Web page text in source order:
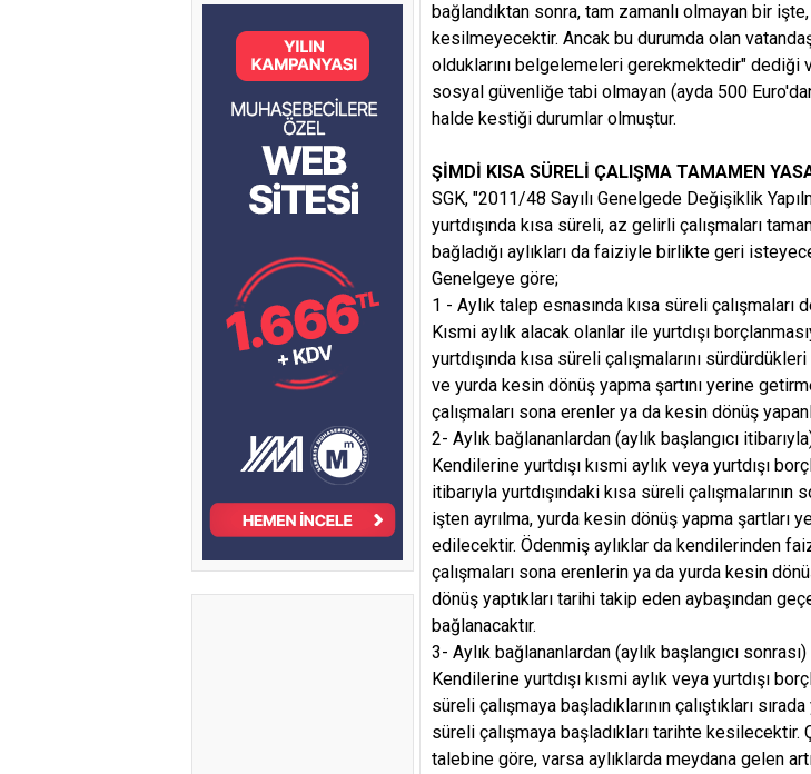
bağlandıktan sonra, tam zamanlı olmayan bir
kesilmeyecektir. Ancak bu durumda olan
olduklarını belgelemeleri gerekmektedir" dediği
sosyal güvenliğe tabi olmayan (ayda 500
halde kestiği durumlar olmuştur.
ŞİMDİ KISA SÜRELİ ÇALIŞMA TAMAMEN
SGK, "2011/48 Sayılı Genelgede Değişiklik
yurtdışında kısa süreli, az gelirli çalışmaları
bağladığı aylıkları da faiziyle birlikte geri
Genelgeye göre;
1 - Aylık talep esnasında kısa süreli çalışmaları
Kısmi aylık alacak olanlar ile yurtdışı
yurtdışında kısa süreli çalışmalarını
ve yurda kesin dönüş yapma şartını yerine
çalışmaları sona erenler ya da kesin dönüş
2- Aylık bağlananlardan (aylık başlangıcı
Kendilerine yurtdışı kısmi aylık veya yurtdışı
itibarıyla yurtdışındaki kısa süreli
işten ayrılma, yurda kesin dönüş yapma şartları
edilecektir. Ödenmiş aylıklar da kendilerinden
çalışmaları sona erenlerin ya da yurda kesin
dönüş yaptıkları tarihi takip eden aybaşından
bağlanacaktır.
3- Aylık bağlananlardan (aylık başlangıcı
Kendilerine yurtdışı kısmi aylık veya yurtdışı
süreli çalışmaya başladıklarının çalıştıkları
süreli çalışmaya başladıkları tarihte kesilecektir.
talebine göre, varsa aylıklarda meydana gelen